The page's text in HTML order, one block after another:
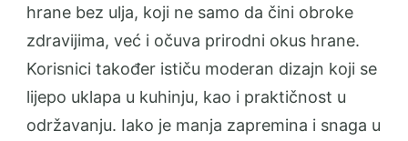
hrane bez ulja, koji ne samo da čini obroke
zdravijima, već i očuva prirodni okus hrane.
Korisnici također ističu moderan dizajn koji se
lijepo uklapa u kuhinju, kao i praktičnost u
održavanju. Iako je manja zapremina i snaga u